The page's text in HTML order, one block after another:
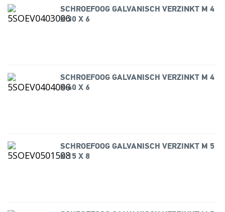
SCHROEFOOG GALVANISCH VERZINKT M 4
X 30 X 6
SCHROEFOOG GALVANISCH VERZINKT M 4
X 40 X 6
SCHROEFOOG GALVANISCH VERZINKT M 5
X 15 X 8